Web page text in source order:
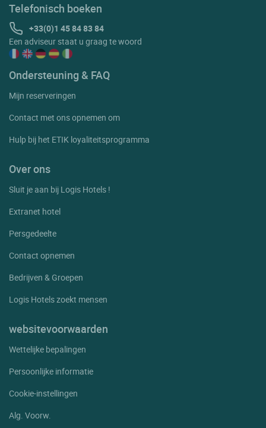
Telefonisch boeken
+33(0)1 45 84 83 84
Een adviseur staat u graag te woord
Ondersteuning & FAQ
Mijn reserveringen
Contact met ons opnemen om
Hulp bij het ETIK loyaliteitsprogramma
Over ons
Sluit je aan bij Logis Hotels !
Extranet hotel
Persgedeelte
Contact opnemen
Bedrijven & Groepen
Logis Hotels zoekt mensen
websitevoorwaarden
Wettelijke bepalingen
Persoonlijke informatie
Cookie-instellingen
Alg. Voorw.